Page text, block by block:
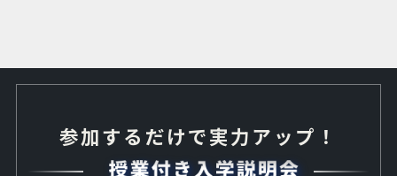
参加するだけで実力アップ！